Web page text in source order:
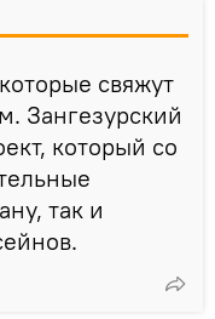
свяжут
Зангезурский
который со
так и